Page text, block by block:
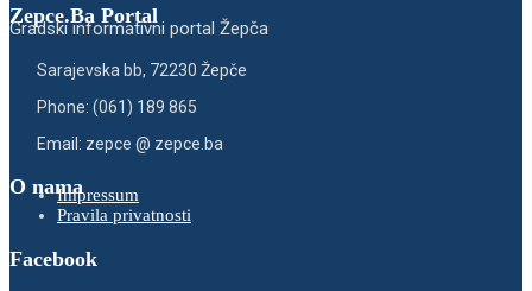
Zepce.Ba Portal
Gradski informativni portal Žepča
Sarajevska bb, 72230 Žepče
Phone: (061) 189 865
Email: zepce @ zepce.ba
O namaImpressum
Pravila privatnosti
Facebook